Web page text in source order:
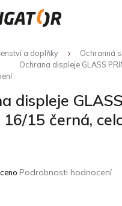
a doplňky Ochranná
Ochrana displeje GLASS
displeje
16/15 černá,
Podrobnosti hodnocení